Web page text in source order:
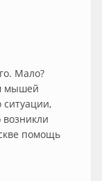
Мало?
мышей
ситуации,
возникли
помощь